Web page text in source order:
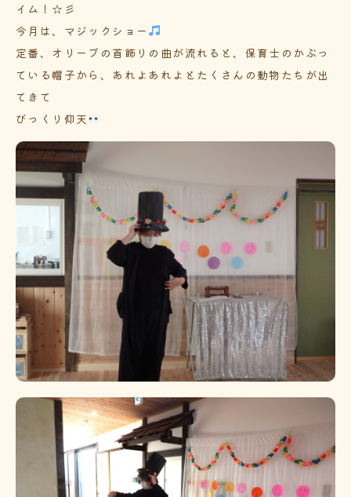
イム！☆彡
今月は、マジックショー
定番、オリーブの首飾りの曲が流れると、保育士のかぶっ
ている帽子から、あれよあれよとたくさんの動物たちが出
てきて
びっくり仰天